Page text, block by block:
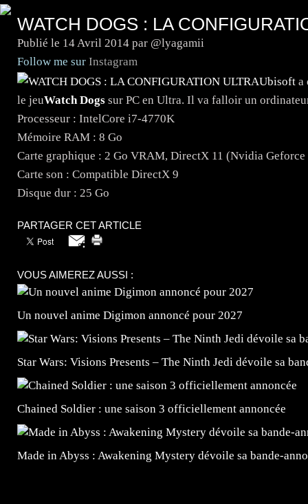
WATCH DOGS : LA
Publié le 14 Avril 2014 par @lyagamii
Follow me sur Instagram
Ubisoft a
le jeuWatch Dogs sur PC en Ultra. Il va falloir un
Processeur : IntelCore i7-4770K
Mémoire RAM : 8 Go
Carte graphique : 2 Go VRAM, DirectX 11 (Nvidia
Carte son : Compatible DirectX 9
Disque dur : 25 Go
PARTAGER CET ARTICLE
VOUS AIMEREZ AUSSI :
Un nouvel anime Digimon annoncé pour 2027
Star Wars: Visions Presents – The Ninth Jedi dévoile sa
Chained Soldier : une saison 3 officiellement annoncée
Made in Abyss : Awakening Mystery dévoile sa bande-